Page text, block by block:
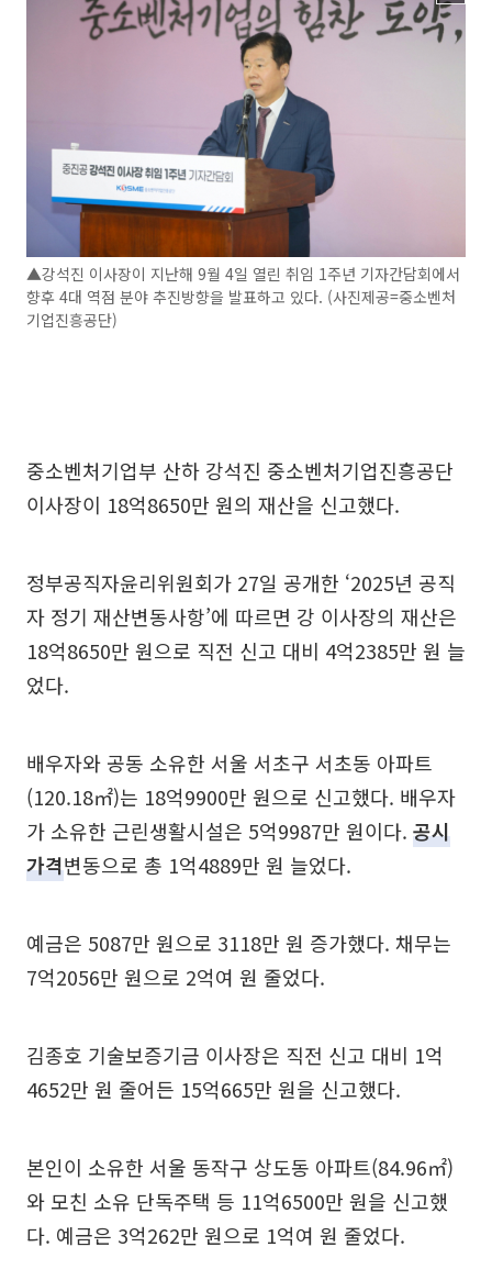
▲강석진 이사장이 지난해 9월 4일 열린 취임 1주년 기자간담회에서
향후 4대 역점 분야 추진방향을 발표하고 있다. (사진제공=중소벤처
기업진흥공단)
중소벤처기업부 산하 강석진 중소벤처기업진흥공단
이사장이 18억8650만 원의 재산을 신고했다.
정부공직자윤리위원회가 27일 공개한 ‘2025년 공직
자 정기 재산변동사항’에 따르면 강 이사장의 재산은
18억8650만 원으로 직전 신고 대비 4억2385만 원 늘
었다.
배우자와 공동 소유한 서울 서초구 서초동 아파트
(120.18㎡)는 18억9900만 원으로 신고했다. 배우자
가 소유한 근린생활시설은 5억9987만 원이다. 공시
가격변동으로 총 1억4889만 원 늘었다.
예금은 5087만 원으로 3118만 원 증가했다. 채무는
7억2056만 원으로 2억여 원 줄었다.
김종호 기술보증기금 이사장은 직전 신고 대비 1억
4652만 원 줄어든 15억665만 원을 신고했다.
본인이 소유한 서울 동작구 상도동 아파트(84.96㎡)
와 모친 소유 단독주택 등 11억6500만 원을 신고했
다. 예금은 3억262만 원으로 1억여 원 줄었다.